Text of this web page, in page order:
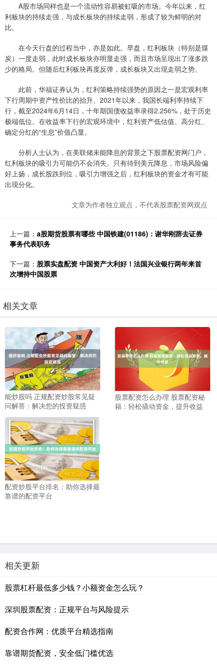
A股市场同样也是一个流动性容易被虹吸的市场。今年以来，红
利板块的持续走强，与成长板块的持续走弱，形成了较为鲜明的对
比。
在今天行盘的过程当中，亦是如此。早盘，红利板块（特别是煤
炭）一度走弱，此时成长板块亦明显走强，而且市场呈现出了涨多跌
少的格局。但随后红利板块再度反弹，成长板块又出现走弱之势。
此前，华福证券认为，红利策略持续强势的原因之一是宏观利率
下行周期中资产性价比的抬升。2021年以来，我国长端利率持续下
行，截至2024年6月14日，十年期国债收益率录得2.256%，处于历史
极端低位。在收益率下行的宏观环境中，红利资产低估值、高分红、
确定分红的“生息”价值凸显。
分析人士认为，在美联储未能降息的背景之下股票配资网门户，
红利板块的吸引力可能仍不会消失。只有待到美元降息，市场风险偏
好上扬，成长股跌到位，吸引力增强之后，红利板块的资金才有可能
出现分化。
文章为作者独立观点，不代表股票配资网观点
上一篇： a股期货股票有哪些 中国铁建(01186)：谢华刚辞去证券
事务代表职务
下一篇： 股票实盘配资 中国资产大利好！法国兴业银行两年来首
次增持中国股票
相关文章
能炒股吗 正规配资炒股常见疑
问解答：解决您的投资疑惑
股票配资怎么办理 股票配资秘
籍：轻松撬动资金，提升收益
配资炒股平台排名：助你选择最
靠谱的配资平台
相关更新
股票杠杆最低多少钱？小额资金怎么玩？
深圳股票配资：正规平台与风险提示
配资合作网：优质平台精选指南
靠谱期货配资，安全低门槛优选